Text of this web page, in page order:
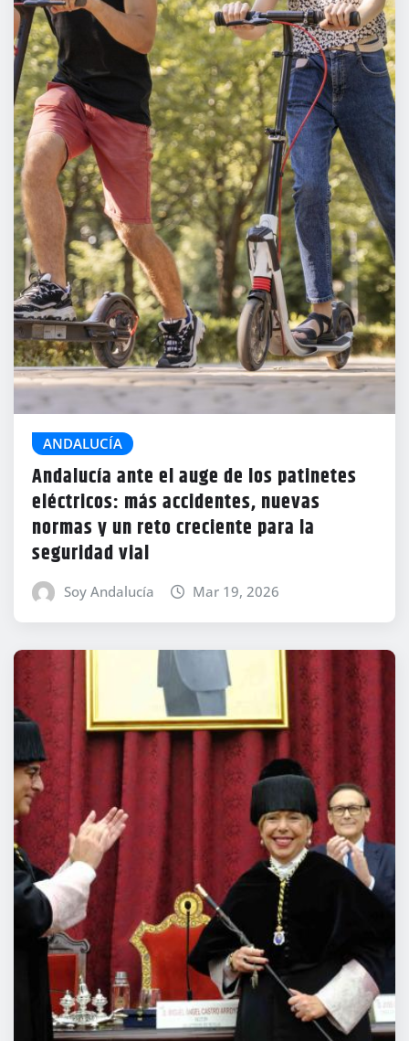
ANDALUCÍA
Andalucía ante el auge de los patinetes
eléctricos: más accidentes, nuevas
normas y un reto creciente para la
seguridad vial
Soy Andalucía Mar 19, 2026